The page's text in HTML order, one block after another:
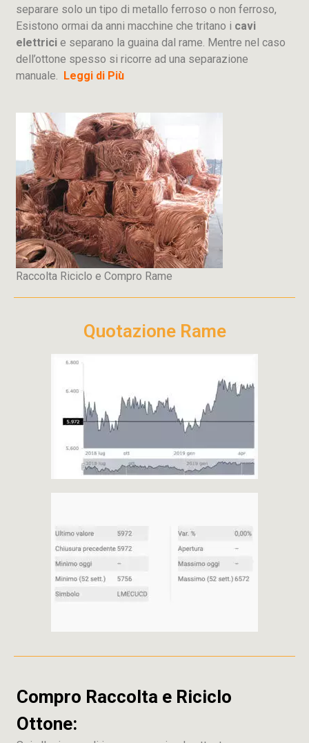
separare solo un tipo di metallo ferroso o non ferroso,
Esistono ormai da anni macchine che tritano i cavi
elettrici e separano la guaina dal rame. Mentre nel caso
dell’ottone spesso si ricorre ad una separazione
manuale. Leggi di Più
Raccolta Riciclo e Compro Rame
Quotazione Rame
Compro Raccolta e Riciclo
Ottone: